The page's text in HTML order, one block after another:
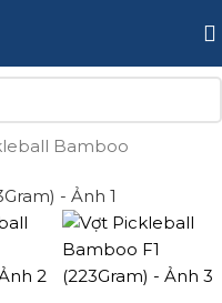
Bamboo